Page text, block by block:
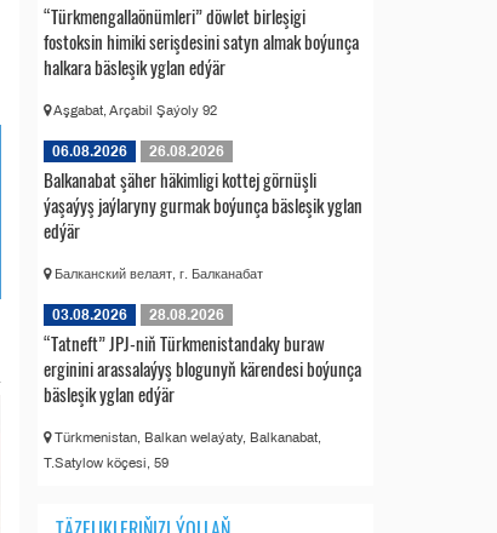
“Türkmengallaönümleri” döwlet birleşigi
fostoksin himiki serişdesini satyn almak boýunça
halkara bäsleşik yglan edýär
Aşgabat, Arçabil Şaýoly 92
06.08.2026 26.08.2026
Balkanabat şäher häkimligi kottej görnüşli
ýaşaýyş jaýlaryny gurmak boýunça bäsleşik yglan
edýär
Балканский велаят, г. Балканабат
03.08.2026 28.08.2026
“Tatneft” JPJ-niň Türkmenistandaky buraw
erginini arassalaýyş blogunyň kärendesi boýunça
bäsleşik yglan edýär
Türkmenistan, Balkan welaýaty, Balkanabat,
T.Satylow köçesi, 59